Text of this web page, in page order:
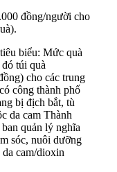
đồng/người cho
biểu: Mức quà
túi quà
cho các trung
công thành phố
bị địch bắt, tù
da cam Thành
quản lý nghĩa
sóc, nuôi dưỡng
cam/dioxin